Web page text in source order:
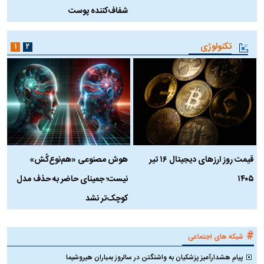
شفاف‌کننده پوست
تکنولوژی
قیمت روز ارز‌های دیجیتال ۱۶ تیر
۱۴۰۵
هوش مصنوعی «هم‌نوع‌کُش»
نیست؛ جمینای حاضر به حذف مدل
کوچک‌تر نشد
۱ ۲
# شبکه های اجتماعی
پیام هشدارآمیز پزشکیان به واشنگتن در سالروز بمباران هیروشیما